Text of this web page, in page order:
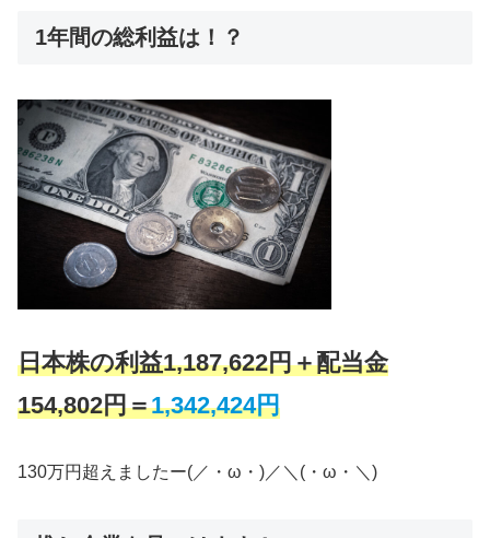
1年間の総利益は！？
日本株の利益1,187,622円＋配当金
154,802円＝1,342,424円
130万円超えましたー(／・ω・)／＼(・ω・＼)